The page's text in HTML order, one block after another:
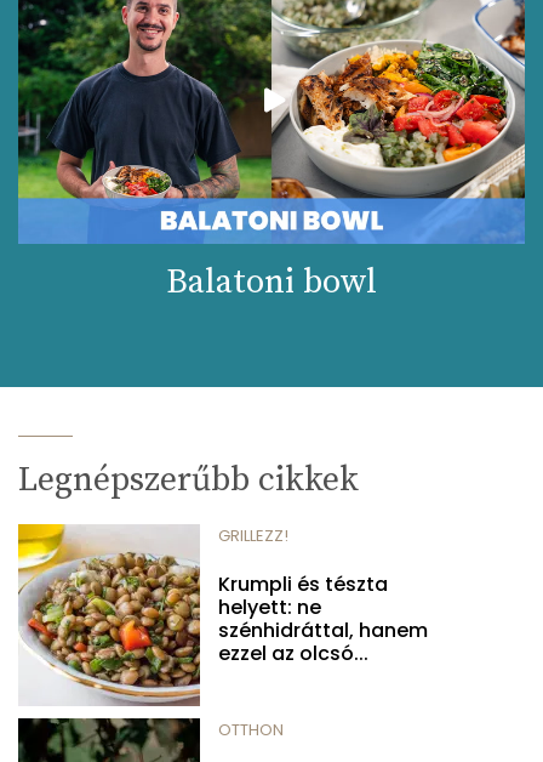
Balatoni bowl
Legnépszerűbb cikkek
GRILLEZZ!
Krumpli és tészta
helyett: ne
szénhidráttal, hanem
ezzel az olcsó...
OTTHON